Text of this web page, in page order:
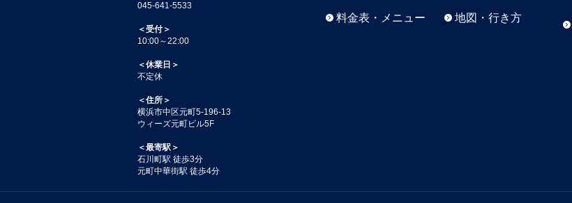
045-641-5533
＜受付＞
10:00～22:00
＜休業日＞
不定休
＜住所＞
横浜市中区元町5-196-13
ウィーズ元町ビル5F
＜最寄駅＞
石川町駅 徒歩3分
元町中華街駅 徒歩4分
料金表・メニュー
地図・行き方